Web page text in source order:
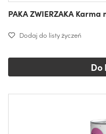
PAKA ZWIERZAKA
Dodaj do listy życzeń
Do